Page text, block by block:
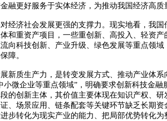
融更好服务于实体经济，为推动我国经济高
经济社会发展更强的支撑力。现实地看，我
和重资产项目，一些重创新、高投入、轻资
向科技创新、产业升级、绿色发展等重点领
障。
新质生产力，是转变发展方式、推动产业体
微企业等重点领域”，明确要求创新科技金
的创新主体，其价值主要体现在知识产权、
、场景应用、链条配套等关键环节缺乏长期
步转化为现实产业的能力、把局部优势转化